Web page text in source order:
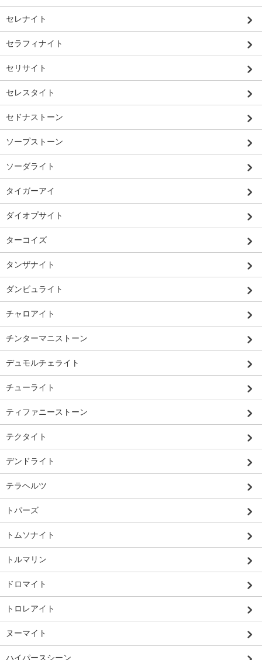
セレナイト
セラフィナイト
セリサイト
セレスタイト
セドナストーン
ソープストーン
ソーダライト
タイガーアイ
ダイオプサイト
ターコイズ
タンザナイト
ダンビュライト
チャロアイト
チンターマニストーン
デュモルチェライト
チューライト
ティファニーストーン
テクタイト
デンドライト
テラヘルツ
トパーズ
トムソナイト
トルマリン
ドロマイト
トロレアイト
ヌーマイト
ハイパースシーン